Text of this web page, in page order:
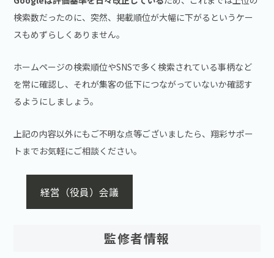
検索数だったのに、突然、掲載順位が大幅に下がるというケー
スもめずらしくありません。
ホームページの検索順位やSNSで多く検索されている事柄など
を常に確認し、それが集客の低下につながっていないか確認す
るようにしましょう。
上記の内容以外にもご不明な点等ございましたら、翔彩サポー
トまでお気軽にご相談ください。
経営（役員）会議
監修者情報